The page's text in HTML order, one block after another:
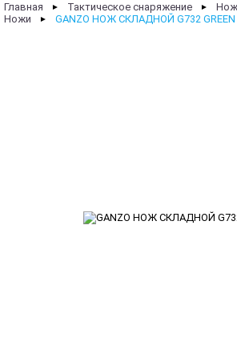
Главная ► Тактическое снаряжение ►
Ножи ► GANZO НОЖ СКЛАДНОЙ G732 GREEN